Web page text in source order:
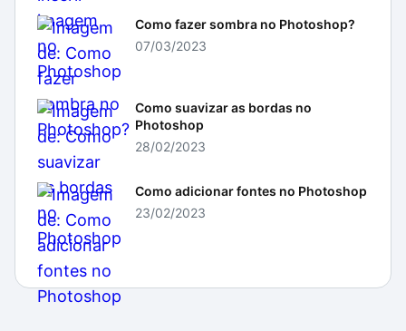
Como fazer sombra no Photoshop?
07/03/2023
Como suavizar as bordas no
Photoshop
28/02/2023
Como adicionar fontes no Photoshop
23/02/2023